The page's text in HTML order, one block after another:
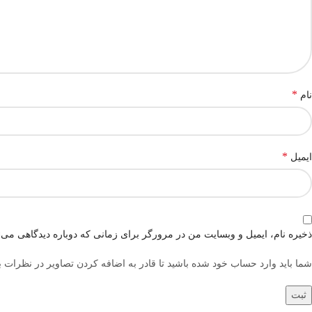
نام *
ایمیل *
ذخیره نام، ایمیل و وبسایت من در مرورگر برای زمانی که دوباره دیدگاهی
شما باید وارد حساب خود شده باشید تا قادر به اضافه کردن تصاویر در نظرات